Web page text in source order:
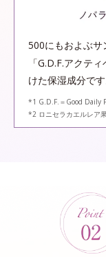
500にもおよぶ
「G.D.F.アクテ
けた保湿成分です
*1 G.D.F.＝Good Daily
*2 ロニセラカエルレア